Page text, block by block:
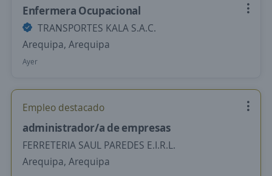
Enfermera Ocupacional
TRANSPORTES KALA S.A.C.
Arequipa, Arequipa
Ayer
Empleo destacado
administrador/a de empresas
FERRETERIA SAUL PAREDES E.I.R.L.
Arequipa, Arequipa